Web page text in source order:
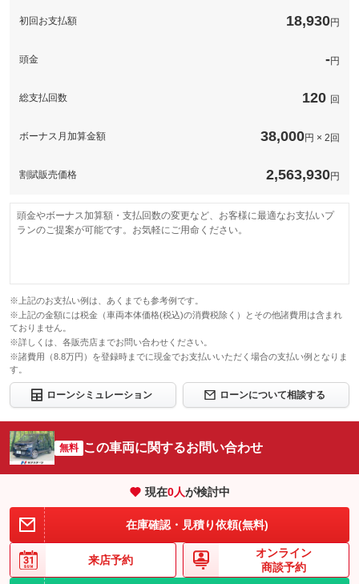
初回お支払額 18,930円
頭金 -円
総支払回数 120 回
ボーナス月加算金額 38,000円 × 2回
割賦販売価格 2,563,930円
頭金やボーナス加算額・支払回数の変更など、お客様に最適なお支払いプ
ランのご提案が可能です。お気軽にご用命ください。
※上記のお支払い例は、あくまでも参考例です。
※上記の金額には税金（車両本体価格(税込)の消費税除く）とその他諸費用は含まれ
ておりません。
※詳しくは、各販売店までお問い合わせください。
※諸費用（8.8万円）を登録時までに現金でお支払いいただく場合の支払い例となりま
す。
ローンシミュレーション ローンについて相談する
無料 この車両に関するお問い合わせ
現在0人が検討中
在庫確認・見積り依頼(無料)
来店予約
オンライン
商談予約